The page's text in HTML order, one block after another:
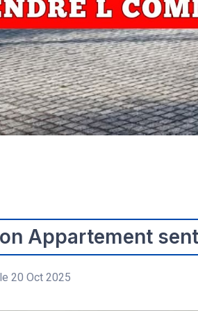
Appartement
20 Oct 2025